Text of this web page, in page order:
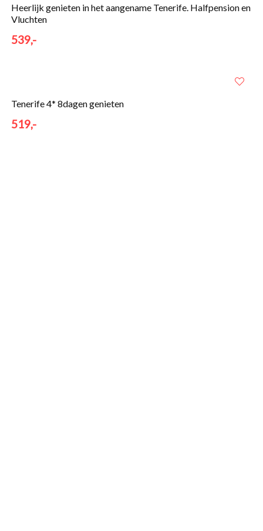
Heerlijk genieten in het aangename Tenerife. Halfpension en
Vluchten
539,-
Tenerife 4* 8dagen genieten
519,-